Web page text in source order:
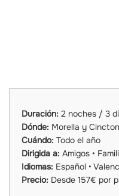
Duración: 2 noches / 3
Dónde: Morella y
Cuándo: Todo el año
Dirigida a: Amigos •
Idiomas: Español •
Precio: Desde 157€ por